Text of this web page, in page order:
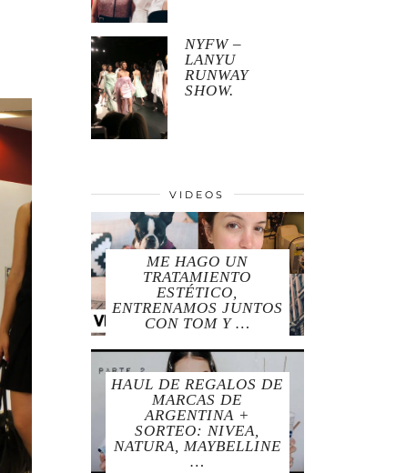
NYFW –
LANYU
RUNWAY
SHOW.
VIDEOS
ME HAGO UN
TRATAMIENTO
ESTÉTICO,
ENTRENAMOS JUNTOS
CON TOM Y …
HAUL DE REGALOS DE
MARCAS DE
ARGENTINA +
SORTEO: NIVEA,
NATURA, MAYBELLINE
…